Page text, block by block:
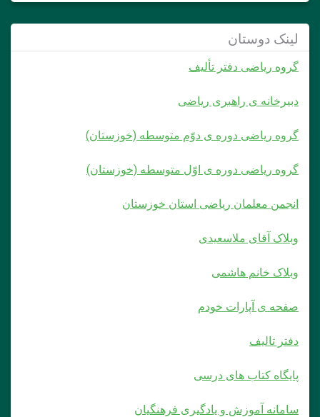
لینک دوستان
گروه ریاضی دفتر تألیف
دبیرخانه ی راهبری ریاضی
گروه ریاضی دوره ی دوّم متوسطه (خوزستان)
گروه ریاضی دوره ی اوّل متوسطه (خوزستان)
انجمن معلمان ریاضی استان خوزستان
وبلاک آقای ملاسعیدی
وبلاک خانم هاشمی
صفحه ی آپارات خودم
دفتر تالیف
پایگاه کتاب های درسی
سامانه آموزش و یادگیری فرهنگیان